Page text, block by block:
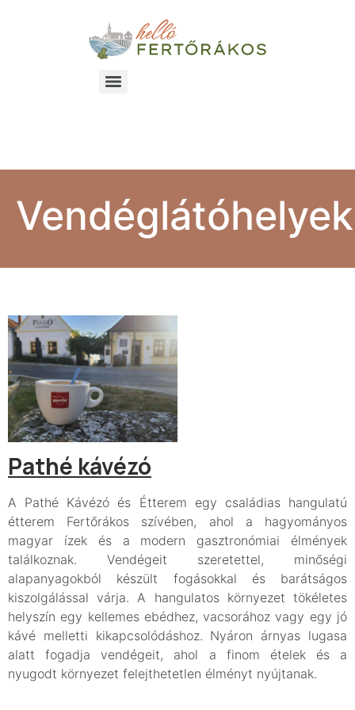
Vendéglátóhelyek
Pathé kávézó
A Pathé Kávézó és Étterem egy családias hangulatú
étterem Fertőrákos szívében, ahol a hagyományos
magyar ízek és a modern gasztronómiai élmények
találkoznak. Vendégeit szeretettel, minőségi
alapanyagokból készült fogásokkal és barátságos
kiszolgálással várja. A hangulatos környezet tökéletes
helyszín egy kellemes ebédhez, vacsorához vagy egy jó
kávé melletti kikapcsolódáshoz. Nyáron árnyas lugasa
alatt fogadja vendégeit, ahol a finom ételek és a
nyugodt környezet felejthetetlen élményt nyújtanak.